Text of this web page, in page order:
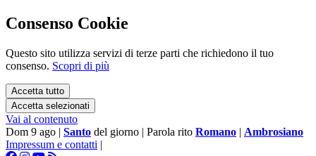
Consenso Cookie
Questo sito utilizza servizi di terze parti che richiedono il tuo
consenso. Scopri di più
Accetta tutto
Accetta selezionati
Vai al contenuto
Dom 9 ago | Santo del giorno | Parola rito Romano | Ambrosiano
Impressum e contatti |